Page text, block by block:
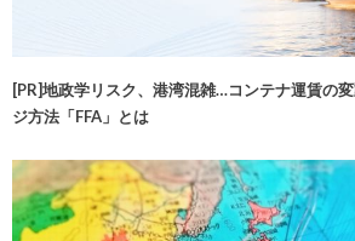
[PR]地政学リスク、港湾混雑…コンテナ運賃の
ジ方法「FFA」とは